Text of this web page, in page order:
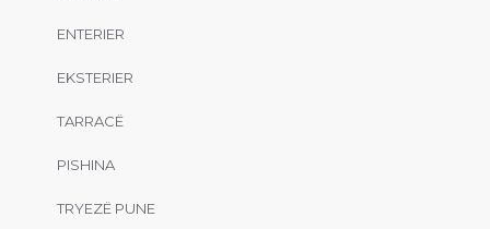
ENTERIER
EKSTERIER
TARRACË
PISHINA
TRYEZË PUNE